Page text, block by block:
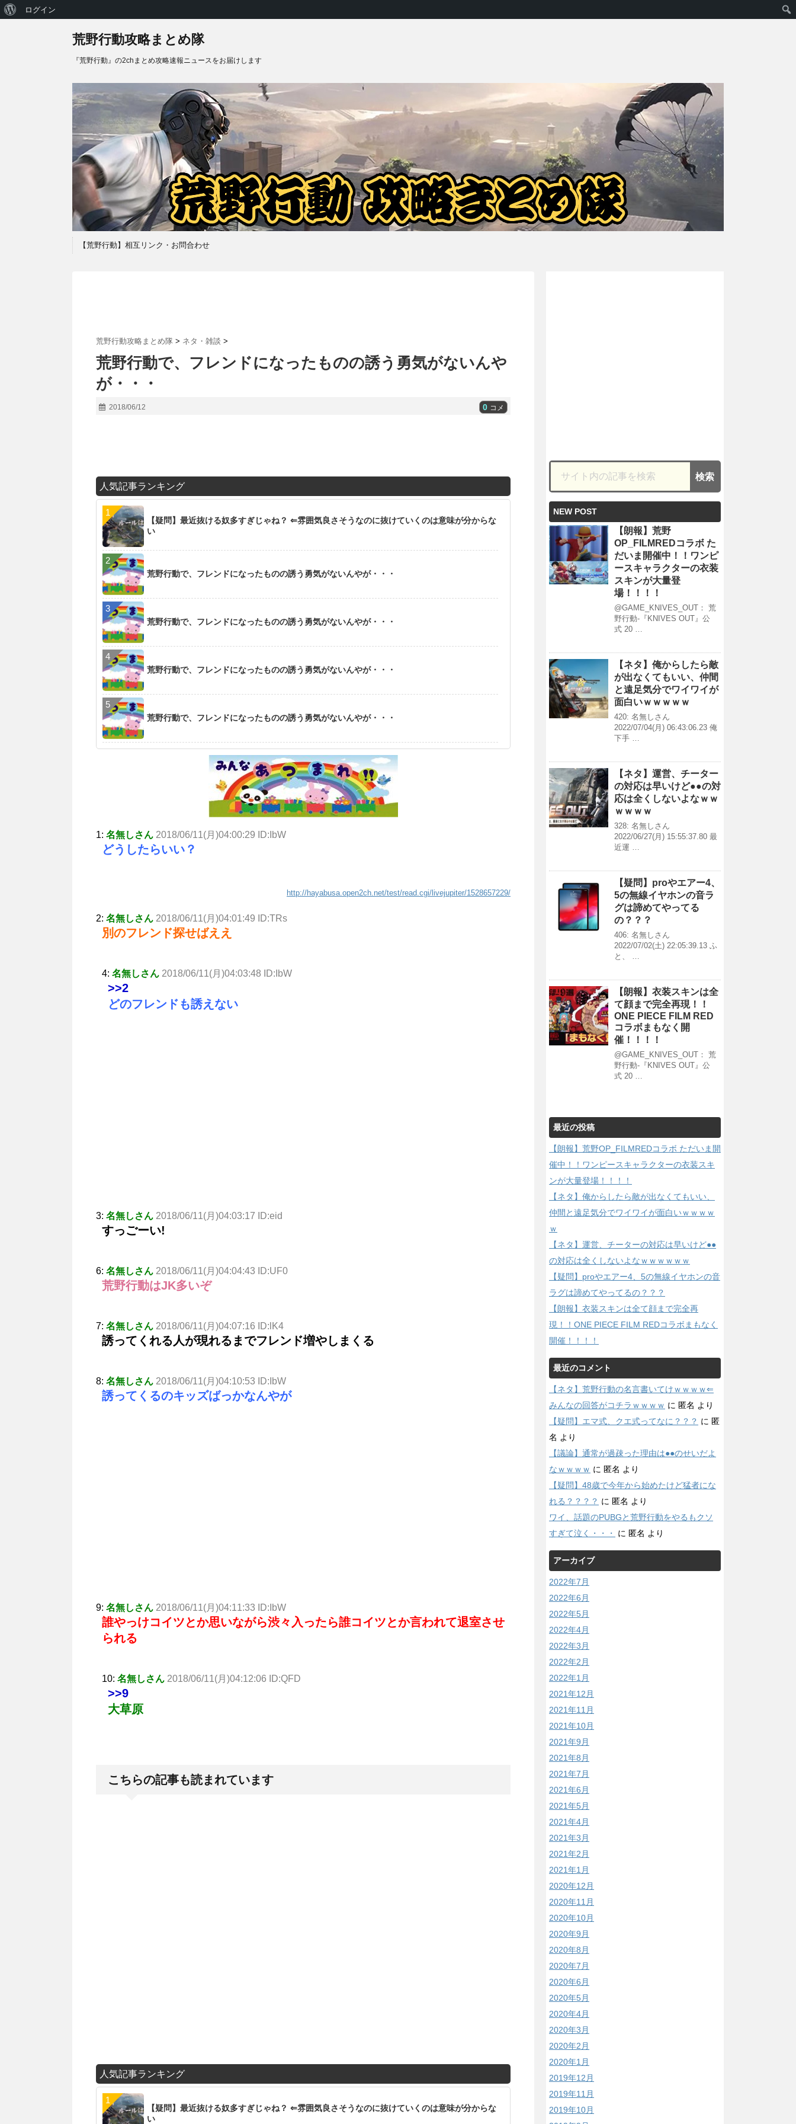
荒野行動攻略まとめ隊
『荒野行動』の2chまとめ攻略速報ニュースをお届けします
【荒野行動】相互リンク・お問合わせ
荒野行動攻略まとめ隊 > ネタ・雑談 >
荒野行動で、フレンドになったものの誘う勇気がないんや
が・・・
2018/06/12 0 コメ
人気記事ランキング
【疑問】最近抜ける奴多すぎじゃね？ ⇐雰囲気良さそうなのに抜けていくのは意味が分からな
い
荒野行動で、フレンドになったものの誘う勇気がないんやが・・・
荒野行動で、フレンドになったものの誘う勇気がないんやが・・・
荒野行動で、フレンドになったものの誘う勇気がないんやが・・・
荒野行動で、フレンドになったものの誘う勇気がないんやが・・・
1: 名無しさん 2018/06/11(月)04:00:29 ID:IbW
どうしたらいい？
http://hayabusa.open2ch.net/test/read.cgi/livejupiter/1528657229/
2: 名無しさん 2018/06/11(月)04:01:49 ID:TRs
別のフレンド探せばええ
4: 名無しさん 2018/06/11(月)04:03:48 ID:IbW
>>2
どのフレンドも誘えない
3: 名無しさん 2018/06/11(月)04:03:17 ID:eid
すっごーい!
6: 名無しさん 2018/06/11(月)04:04:43 ID:UF0
荒野行動はJK多いぞ
7: 名無しさん 2018/06/11(月)04:07:16 ID:lK4
誘ってくれる人が現れるまでフレンド増やしまくる
8: 名無しさん 2018/06/11(月)04:10:53 ID:IbW
誘ってくるのキッズばっかなんやが
9: 名無しさん 2018/06/11(月)04:11:33 ID:IbW
誰やっけコイツとか思いながら渋々入ったら誰コイツとか言われて退室させ
られる
10: 名無しさん 2018/06/11(月)04:12:06 ID:QFD
>>9
大草原
こちらの記事も読まれています
人気記事ランキング
【疑問】最近抜ける奴多すぎじゃね？ ⇐雰囲気良さそうなのに抜けていくのは意味が分からな
い
NEW POST
【朗報】荒野
OP_FILMREDコラボ た
だいま開催中！！ワンピ
ースキャラクターの衣装
スキンが大量登
場！！！！
@GAME_KNIVES_OUT： 荒
野行動-『KNIVES OUT』公
式 20 …
【ネタ】俺からしたら敵
が出なくてもいい、仲間
と遠足気分でワイワイが
面白いｗｗｗｗｗ
420: 名無しさん
2022/07/04(月) 06:43:06.23 俺
下手 …
【ネタ】運営、チーター
の対応は早いけど●●の対
応は全くしないよなｗｗ
ｗｗｗｗ
328: 名無しさん
2022/06/27(月) 15:55:37.80 最
近運 …
【疑問】proやエアー4、
5の無線イヤホンの音ラ
グは諦めてやってる
の？？？
406: 名無しさん
2022/07/02(土) 22:05:39.13 ふ
と、 …
【朗報】衣装スキンは全
て顔まで完全再現！！
ONE PIECE FILM RED
コラボまもなく開
催！！！！
@GAME_KNIVES_OUT： 荒
野行動-『KNIVES OUT』公
式 20 …
最近の投稿
【朗報】荒野OP_FILMREDコラボ ただいま開
催中！！ワンピースキャラクターの衣装スキ
ンが大量登場！！！！
【ネタ】俺からしたら敵が出なくてもいい、
仲間と遠足気分でワイワイが面白いｗｗｗｗ
ｗ
【ネタ】運営、チーターの対応は早いけど●●
の対応は全くしないよなｗｗｗｗｗｗ
【疑問】proやエアー4、5の無線イヤホンの音
ラグは諦めてやってるの？？？
【朗報】衣装スキンは全て顔まで完全再
現！！ONE PIECE FILM REDコラボまもなく
開催！！！！
最近のコメント
【ネタ】荒野行動の名言書いてけｗｗｗｗ⇐
みんなの回答がコチラｗｗｗｗ に 匿名 より
【疑問】エマ式、クエ式ってなに？？？ に 匿
名 より
【議論】通常が過疎った理由は●●のせいだよ
なｗｗｗｗ に 匿名 より
【疑問】48歳で今年から始めたけど猛者にな
れる？？？？ に 匿名 より
ワイ、話題のPUBGと荒野行動をやるもクソ
すぎて泣く・・・
に 匿名 より
アーカイブ
2022年7月
2022年6月
2022年5月
2022年4月
2022年3月
2022年2月
2022年1月
2021年12月
2021年11月
2021年10月
2021年9月
2021年8月
2021年7月
2021年6月
2021年5月
2021年4月
2021年3月
2021年2月
2021年1月
2020年12月
2020年11月
2020年10月
2020年9月
2020年8月
2020年7月
2020年6月
2020年5月
2020年4月
2020年3月
2020年2月
2020年1月
2019年12月
2019年11月
2019年10月
WordPress
ログイン